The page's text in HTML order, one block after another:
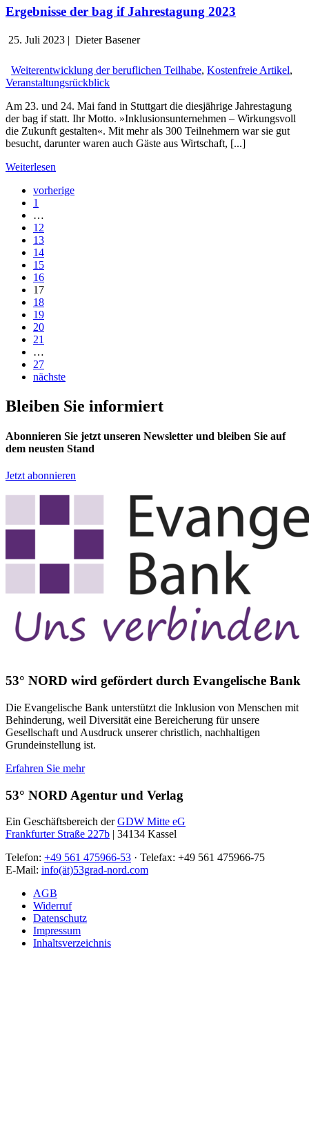
Ergebnisse der bag if Jahrestagung 2023
25. Juli 2023 | Dieter Basener
Weiterentwicklung der beruflichen Teilhabe, Kostenfreie Artikel,
Veranstaltungsrückblick
Am 23. und 24. Mai fand in Stuttgart die diesjährige Jahrestagung
der bag if statt. Ihr Motto. »Inklusionsunternehmen – Wirkungsvoll
die Zukunft gestalten«. Mit mehr als 300 Teilnehmern war sie gut
besucht, darunter waren auch Gäste aus Wirtschaft, [...]
Weiterlesen
vorherige
1
…
12
13
14
15
16
17
18
19
20
21
…
27
nächste
Bleiben Sie informiert
Abonnieren Sie jetzt unseren Newsletter und bleiben Sie auf
dem neusten Stand
Jetzt abonnieren
53° NORD wird gefördert durch Evangelische Bank
Die Evangelische Bank unterstützt die Inklusion von Menschen mit
Behinderung, weil Diversität eine Bereicherung für unsere
Gesellschaft und Ausdruck unserer christlich, nachhaltigen
Grundeinstellung ist.
Erfahren Sie mehr
53° NORD Agentur und Verlag
Ein Geschäftsbereich derGDW Mitte eG
Frankfurter Straße 227b | 34134 Kassel
Telefon: +49 561 475966-53 · Telefax: +49 561 475966-75
E-Mail: info(ät)53grad-nord.com
AGB
Widerruf
Datenschutz
Impressum
Inhaltsverzeichnis